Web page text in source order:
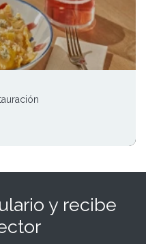
y recibe